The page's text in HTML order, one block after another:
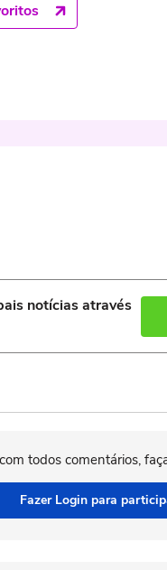
notícias através
todos comentários,
Fazer Login para